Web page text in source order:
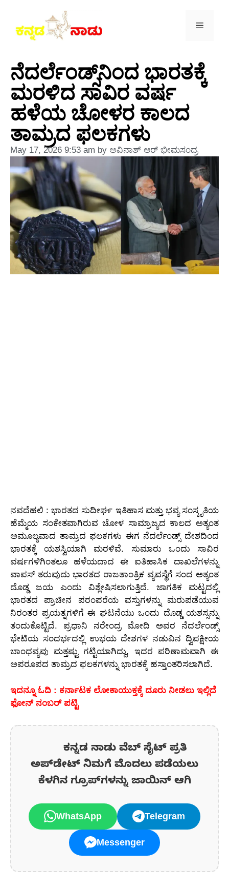
ನೆದರ್ಲೆಂಡ್ಸ್‌ನಿಂದ ಭಾರತಕ್ಕೆ
ಮರಳಿದ ಸಾವಿರ ವರ್ಷ
ಹಳೆಯ ಚೋಳರ ಕಾಲದ
ತಾಮ್ರದ ಫಲಕಗಳು
May 17, 2026 9:53 am by ಅವಿನಾಶ್‌ ಆರ್‌ ಭೀಮಸಂದ್ರ
ನವದೆಹಲಿ : ಭಾರತದ ಸುದೀರ್ಘ ಇತಿಹಾಸ ಮತ್ತು ಭವ್ಯ ಸಂಸ್ಕೃತಿಯ
ಹೆಮ್ಮೆಯ ಸಂಕೇತವಾಗಿರುವ ಚೋಳ ಸಾಮ್ರಾಜ್ಯದ ಕಾಲದ ಅತ್ಯಂತ
ಅಮೂಲ್ಯವಾದ ತಾಮ್ರದ ಫಲಕಗಳು ಈಗ ನೆದರ್ಲೆಂಡ್ಸ್ ದೇಶದಿಂದ
ಭಾರತಕ್ಕೆ ಯಶಸ್ವಿಯಾಗಿ ಮರಳಿವೆ. ಸುಮಾರು ಒಂದು ಸಾವಿರ
ವರ್ಷಗಳಿಗಿಂತಲೂ ಹಳೆಯದಾದ ಈ ಐತಿಹಾಸಿಕ ದಾಖಲೆಗಳನ್ನು
ವಾಪಸ್ ತರುವುದು ಭಾರತದ ರಾಜತಾಂತ್ರಿಕ ವ್ಯವಸ್ಥೆಗೆ ಸಂದ ಅತ್ಯಂತ
ದೊಡ್ಡ ಜಯ ಎಂದು ವಿಶ್ಲೇಷಿಸಲಾಗುತ್ತಿದೆ. ಜಾಗತಿಕ ಮಟ್ಟದಲ್ಲಿ
ಭಾರತದ ಪ್ರಾಚೀನ ಪರಂಪರೆಯ ವಸ್ತುಗಳನ್ನು ಮರುಪಡೆಯುವ
ನಿರಂತರ ಪ್ರಯತ್ನಗಳಿಗೆ ಈ ಘಟನೆಯು ಒಂದು ದೊಡ್ಡ ಯಶಸ್ಸನ್ನು
ತಂದುಕೊಟ್ಟಿದೆ. ಪ್ರಧಾನಿ ನರೇಂದ್ರ ಮೋದಿ ಅವರ ನೆದರ್ಲೆಂಡ್ಸ್
ಭೇಟಿಯ ಸಂದರ್ಭದಲ್ಲಿ ಉಭಯ ದೇಶಗಳ ನಡುವಿನ ದ್ವಿಪಕ್ಷೀಯ
ಬಾಂಧವ್ಯವು ಮತ್ತಷ್ಟು ಗಟ್ಟಿಯಾಗಿದ್ದು, ಇದರ ಪರಿಣಾಮವಾಗಿ ಈ
ಅಪರೂಪದ ತಾಮ್ರದ ಫಲಕಗಳನ್ನು ಭಾರತಕ್ಕೆ ಹಸ್ತಾಂತರಿಸಲಾಗಿದೆ.
ಇದನ್ನೂ ಓದಿ : ಕರ್ನಾಟಕ ಲೋಕಾಯುಕ್ತಕ್ಕೆ ದೂರು ನೀಡಲು ಇಲ್ಲಿದೆ
ಫೋನ್ ನಂಬರ್ ಪಟ್ಟಿ
ಕನ್ನಡ ನಾಡು ವೆಬ್ ಸೈಟ್ ಪ್ರತಿ
ಅಪ್‌ಡೇಟ್‌ ನಿಮಗೆ ಮೊದಲು ಪಡೆಯಲು
ಕೆಳಗಿನ ಗ್ರೂಪ್‌ಗಳನ್ನು ಜಾಯಿನ್ ಆಗಿ
WhatsApp Telegram
Messenger